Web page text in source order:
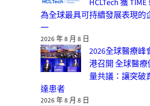
HCLTech 獲
為全球最具可持續發展表現的
一
2026 年 8 月 8 日
2026全球醫療峰
港召開 全球醫療
量共議：讓突破
達患者
2026 年 8 月 8 日